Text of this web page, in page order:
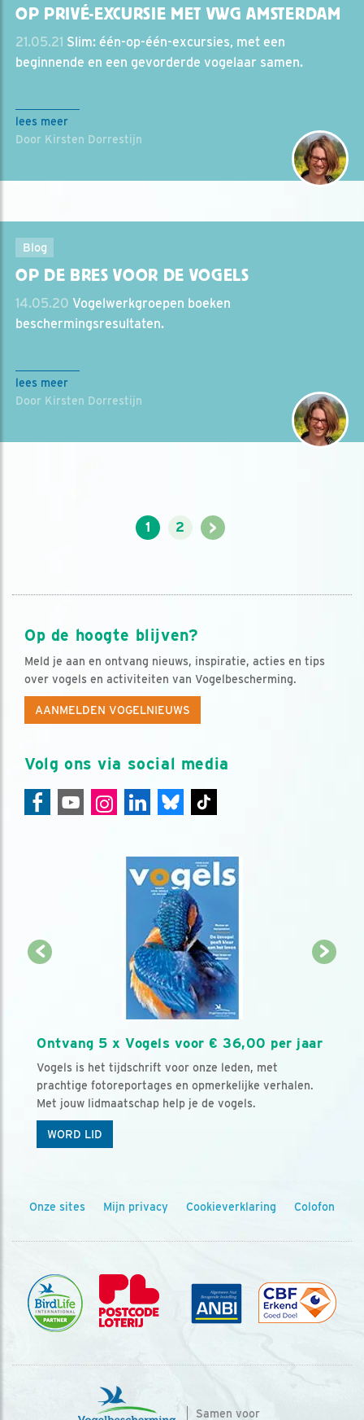
OP PRIVÉ-EXCURSIE MET VWG AMSTERDAM
21.05.21 Slim: één-op-één-excursies, met een
beginnende en een gevorderde vogelaar samen.
lees meer
Door Kirsten Dorrestijn
Blog
OP DE BRES VOOR DE VOGELS
14.05.20 Vogelwerkgroepen boeken
beschermingsresultaten.
lees meer
Door Kirsten Dorrestijn
1 2 >
Op de hoogte blijven?
Meld je aan en ontvang nieuws, inspiratie, acties en tips
over vogels en activiteiten van Vogelbescherming.
AANMELDEN VOGELNIEUWS
Volg ons via social media
Ontvang 5 x Vogels voor € 36,00 per jaar
Vogels is het tijdschrift voor onze leden, met
prachtige fotoreportages en opmerkelijke verhalen.
Met jouw lidmaatschap help je de vogels.
WORD LID
Onze sites Mijn privacy Cookieverklaring Colofon
Samen voor